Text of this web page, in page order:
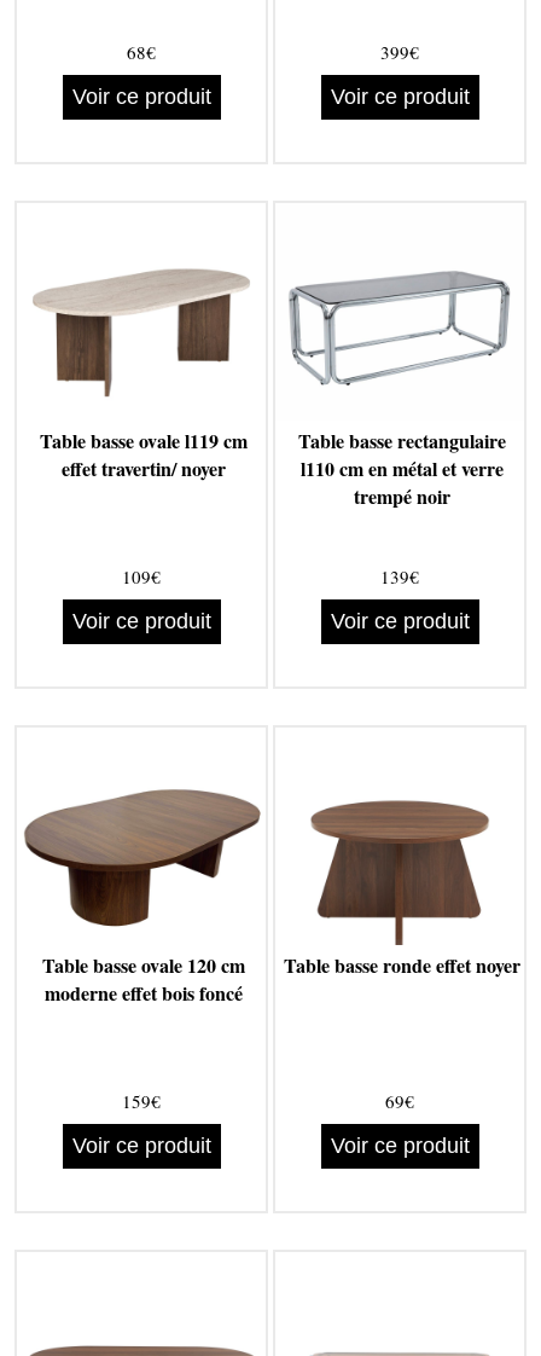
68€
Voir ce produit
399€
Voir ce produit
Table basse ovale l119 cm
effet travertin/ noyer
109€
Voir ce produit
Table basse rectangulaire
l110 cm en métal et verre
trempé noir
139€
Voir ce produit
Table basse ovale 120 cm
moderne effet bois foncé
159€
Voir ce produit
Table basse ronde effet noyer
69€
Voir ce produit